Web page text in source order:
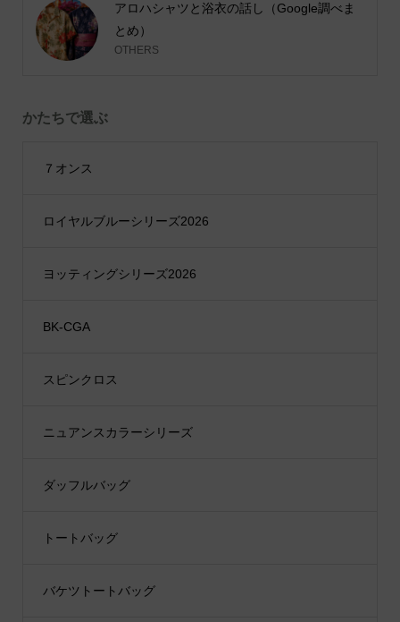
アロハシャツと浴衣の話し（Google調べま
とめ）
OTHERS
かたちで選ぶ
７オンス
ロイヤルブルーシリーズ2026
ヨッティングシリーズ2026
BK-CGA
スピンクロス
ニュアンスカラーシリーズ
ダッフルバッグ
トートバッグ
バケツトートバッグ